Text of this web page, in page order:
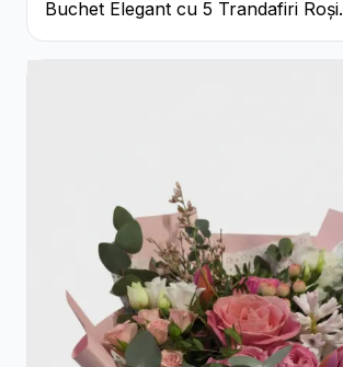
Buchet Elegant cu 5 Trandafiri Roșii
și Eucalipt